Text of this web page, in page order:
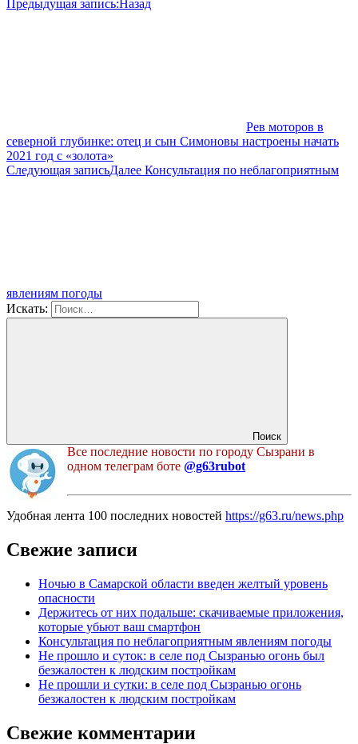
Предыдущая запись: Назад
Рев моторов в
северной глубинке: отец и сын Симоновы настроены начать
2021 год с «золота»
Следующая записьДалее Консультация по неблагоприятным
явлениям погоды
Искать:
Поиск
Все последние новости по городу Сызрани в
одном телеграм боте @g63rubot
Удобная лента 100 последних новостей https://g63.ru/news.php
Свежие записи
Ночью в Самарской области введен желтый уровень
опасности
Держитесь от них подальше: скачиваемые приложения,
которые убьют ваш смартфон
Консультация по неблагоприятным явлениям погоды
Не прошло и суток: в селе под Сызранью огонь был
безжалостен к людским постройкам
Не прошли и сутки: в селе под Сызранью огонь
безжалостен к людским постройкам
Свежие комментарии